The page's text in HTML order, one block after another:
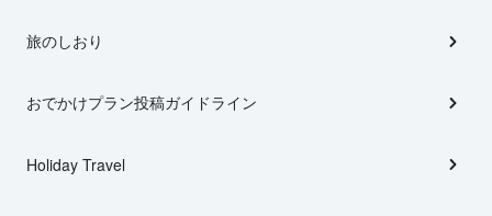
旅のしおり
おでかけプラン投稿ガイドライン
Holiday Travel